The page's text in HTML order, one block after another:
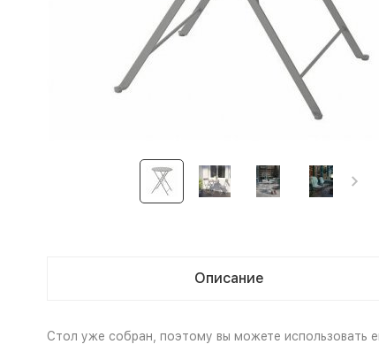
Описание
Стол уже собран, поэтому вы можете использовать